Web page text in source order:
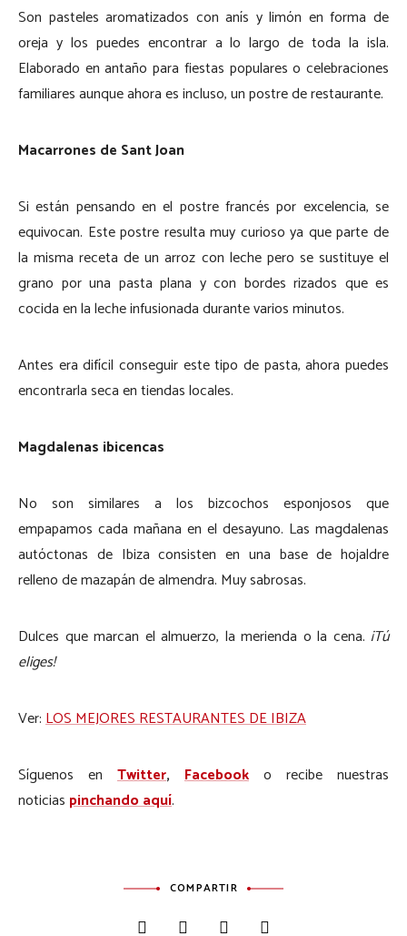
Son pasteles aromatizados con anís y limón en forma de
oreja y los puedes encontrar a lo largo de toda la isla.
Elaborado en antaño para fiestas populares o celebraciones
familiares aunque ahora es incluso, un postre de restaurante.
Macarrones de Sant Joan
Si están pensando en el postre francés por excelencia, se
equivocan. Este postre resulta muy curioso ya que parte de
la misma receta de un arroz con leche pero se sustituye el
grano por una pasta plana y con bordes rizados que es
cocida en la leche infusionada durante varios minutos.
Antes era difícil conseguir este tipo de pasta, ahora puedes
encontrarla seca en tiendas locales.
Magdalenas ibicencas
No son similares a los bizcochos esponjosos que
empapamos cada mañana en el desayuno. Las magdalenas
autóctonas de Ibiza consisten en una base de hojaldre
relleno de mazapán de almendra. Muy sabrosas.
Dulces que marcan el almuerzo, la merienda o la cena. ¡Tú
eliges!
Ver:LOS MEJORES RESTAURANTES DE IBIZA
Síguenos en Twitter, Facebook o recibe nuestras
noticias pinchando aquí.
COMPARTIR